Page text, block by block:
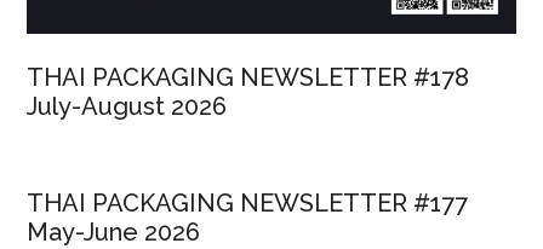
THAI PACKAGING NEWSLETTER #178
July-August 2026
THAI PACKAGING NEWSLETTER #177
May-June 2026